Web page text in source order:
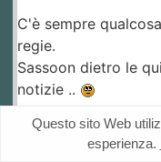
C'è sempre
regie.
Sassoon dietro le
notizie ..
La Speranza é
Questo sito Web
esperienza.